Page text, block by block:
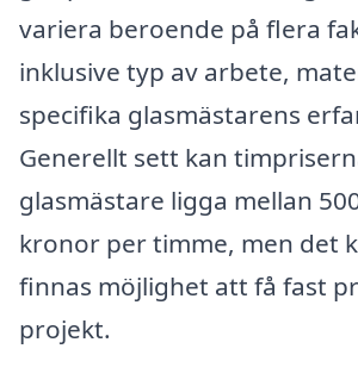
variera beroende på flera
inklusive typ av arbete,
specifika glasmästarens
Generellt sett kan
glasmästare ligga mellan
kronor per timme, men det
finnas möjlighet att få fast
projekt.